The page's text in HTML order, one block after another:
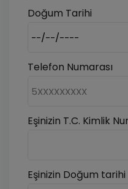
Doğum Tarihi
Telefon Numarası
Eşinizin T.C. Kimlik
Eşinizin Doğum tarihi